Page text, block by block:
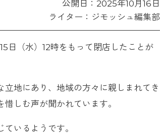
公開日：2025年10月16日
ライター：ジモッシュ編集部
日（水）12時をもって閉店したことが
地にあり、地域の方々に親しまれてき
しむ声が聞かれています。
いるようです。